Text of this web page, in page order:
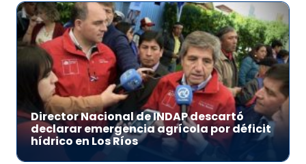
Director Nacional de INDAP descartó
declarar emergencia agrícola por déficit
hídrico en Los Ríos